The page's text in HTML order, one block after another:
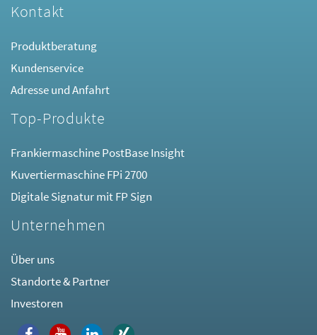
Kontakt
Produktberatung
Kundenservice
Adresse und Anfahrt
Top-Produkte
Frankiermaschine PostBase Insight
Kuvertiermaschine FPi 2700
Digitale Signatur mit FP Sign
Unternehmen
Über uns
Standorte & Partner
Investoren